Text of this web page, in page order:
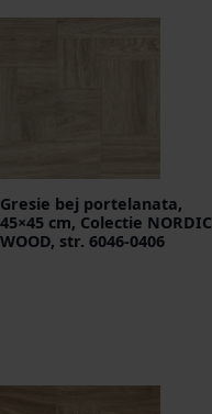
Gresie bej portelanata,
45×45 cm, Colectie NORDIC
WOOD, str. 6046-0406